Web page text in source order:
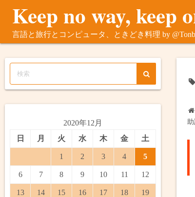
ン
ツ
ッ
Keep no way, keep
言語と旅行とコンピュータ、ときどき料理 by
2020年12月
日
月 火 水 木 金 土
1 2 3 4 5
6 7 8 9 10 11 12
13 14 15 16 17 18 19